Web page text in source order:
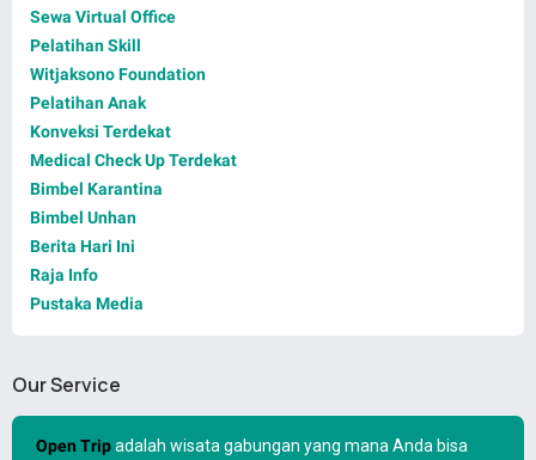
Sewa Virtual Office
Pelatihan Skill
Witjaksono Foundation
Pelatihan Anak
Konveksi Terdekat
Medical Check Up Terdekat
Bimbel Karantina
Bimbel Unhan
Berita Hari Ini
Raja Info
Pustaka Media
Our Service
Open Tripadalah wisata gabungan yang mana Anda bisa